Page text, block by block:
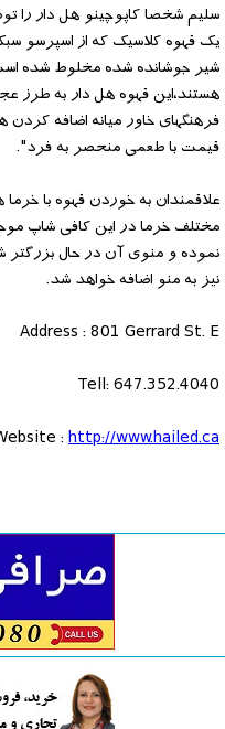
یک قهوه کلاسیک که از اسپرسو
شیر جوشانده شده مخلوط شده
هستند،این قهوه هل دار به طرز
فرهنگهای خاور میانه اضافه کردن
قیمت با طعمی منحصر به فرد".
علاقمندان به خوردن قهوه با خرما
مختلف خرما در این کافی شاپ
نموده و منوی آن در حال
نیز به منو اضافه خواهد شد.
Address : 801 Gerrard St. E
Tell: 647.352.4040
:http://www.hailed.ca